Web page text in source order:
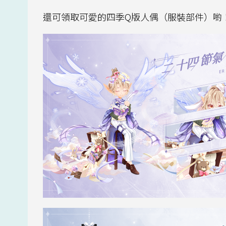
還可領取可愛的四季Q版人偶（服裝部件）喲